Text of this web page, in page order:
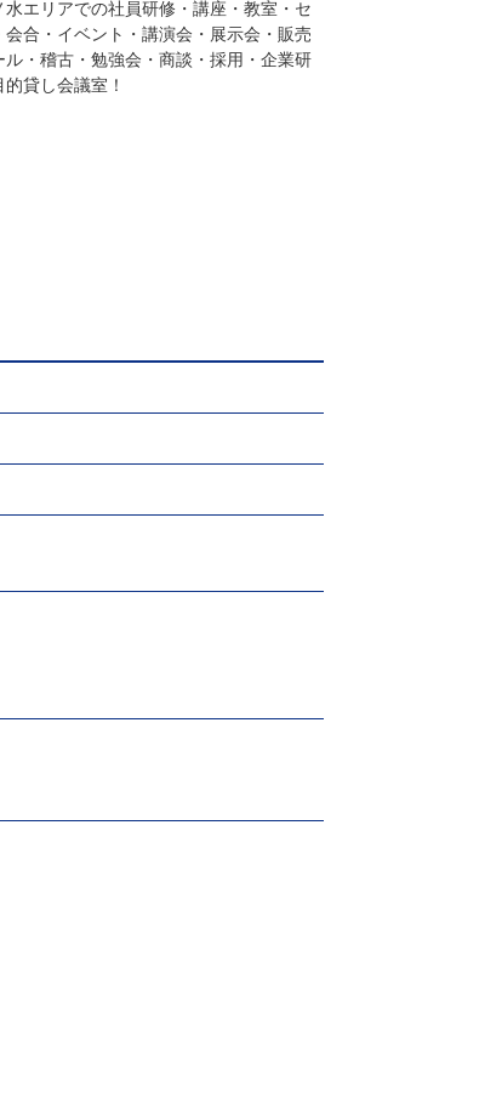
エリアでの社員研修・講座・教室・セ
合・イベント・講演会・展示会・販売
・稽古・勉強会・商談・採用・企業研
貸し会議室！